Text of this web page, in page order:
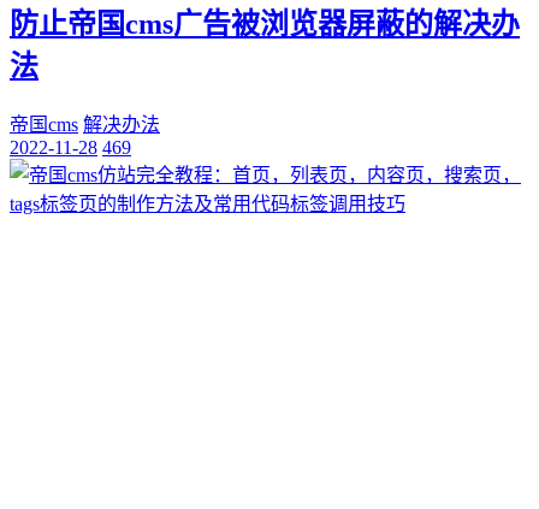
防止帝国cms广告被浏览器屏蔽的解决办
法
帝国cms 解决办法
2022-11-28 469